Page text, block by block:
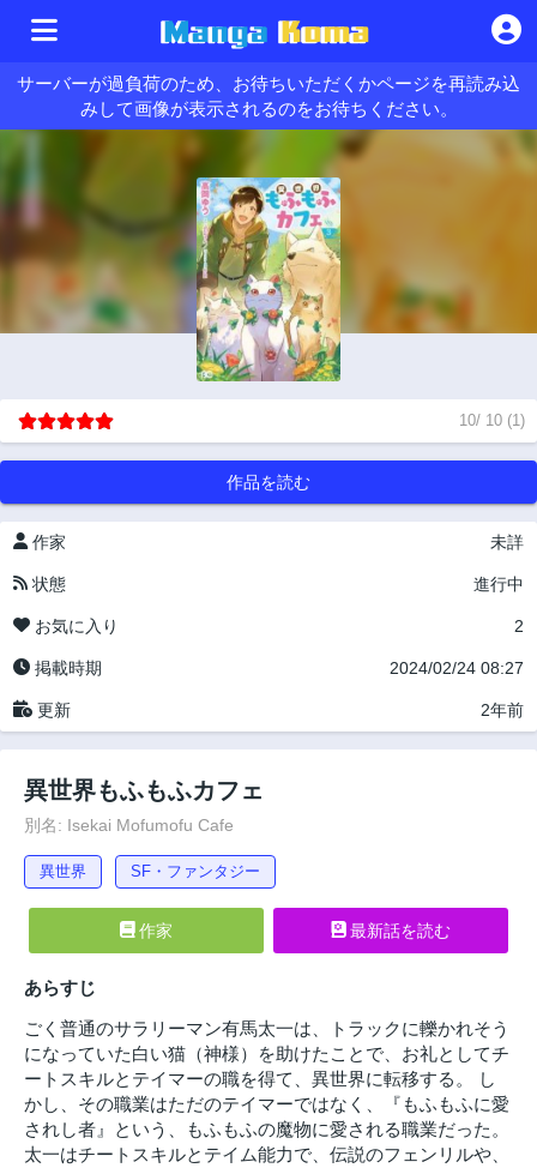
サーバーが過負荷のため、お待ちいただくかページを再読み込
みして画像が表示されるのをお待ちください。
10/ 10 (1)
作品を読む
作家 未詳
状態 進行中
お気に入り 2
掲載時期 2024/02/24 08:27
更新 2年前
異世界もふもふカフェ
別名: Isekai Mofumofu Cafe
異世界 SF・ファンタジー
作家 最新話を読む
あらすじ
ごく普通のサラリーマン有馬太一は、トラックに轢かれそう
になっていた白い猫（神様）を助けたことで、お礼としてチ
ートスキルとテイマーの職を得て、異世界に転移する。 し
かし、その職業はただのテイマーではなく、『もふもふに愛
されし者』という、もふもふの魔物に愛される職業だった。
太一はチートスキルとテイム能力で、伝説のフェンリルや、